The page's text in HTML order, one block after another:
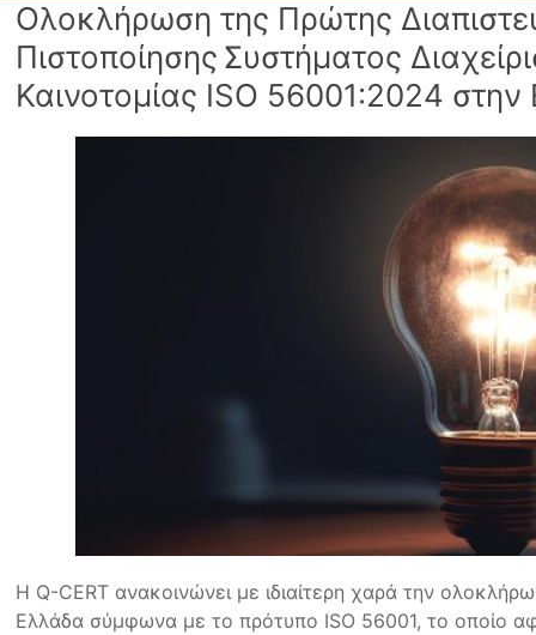
Ολοκλήρωση της Πρώτης
Πιστοποίησης Συστήματος
Καινοτομίας ISO 56001:2024
Η Q-CERT ανακοινώνει με ιδιαίτερη χαρά την
Ελλάδα σύμφωνα με το πρότυπο ISO 56001, το οποίο